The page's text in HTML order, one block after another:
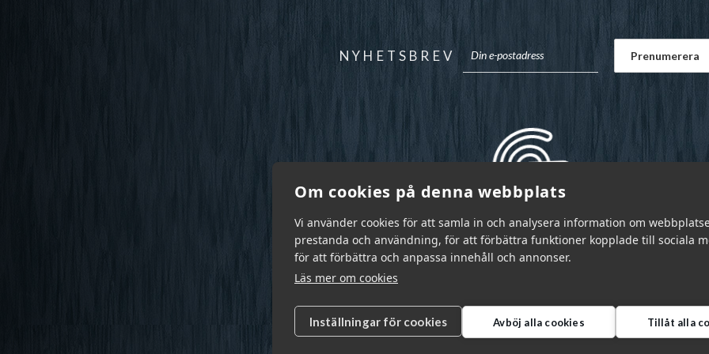
Om cookies på denna webbplats
Vi använder cookies för att samla in och analysera information om
prestanda och användning, för att förbättra funktioner kopplade till sociala
för att förbättra och anpassa innehåll och annonser.
Läs mer om cookies
Inställningar för cookies Avböj alla cookies Tillåt alla
NYHETSBREV
Garnr Sverige AB © 2026 | info@garnr.se 031 - 92